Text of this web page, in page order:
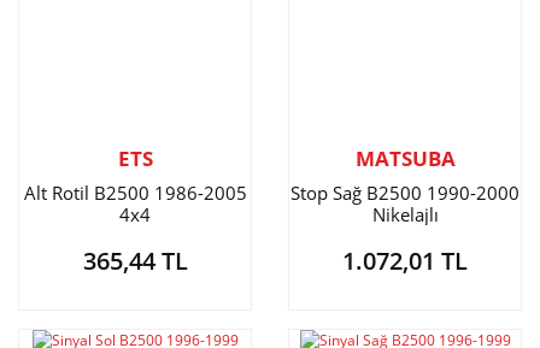
ETS
Alt Rotil B2500 1986-2005
4x4
365,44 TL
MATSUBA
Stop Sağ B2500 1990-2000
Nikelajlı
1.072,01 TL